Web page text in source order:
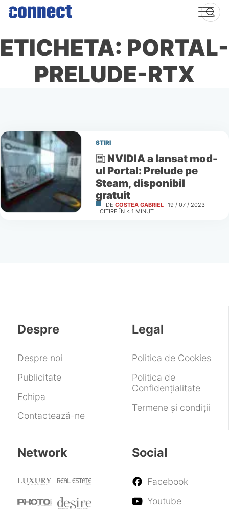
Skip
content
ETICHETA: PORTAL-
PRELUDE-RTX
STIRI
NVIDIA a lansat mod-
ul Portal: Prelude pe
Steam, disponibil
gratuit
DE COSTEA GABRIEL 19 / 07 / 2023
CITIRE ÎN < 1 MINUT
Despre
Despre noi
Publicitate
Echipa
Contactează-ne
Legal
Politica de Cookies
Politica de
Confidențialitate
Termene și condiții
Network Social
Facebook
Youtube